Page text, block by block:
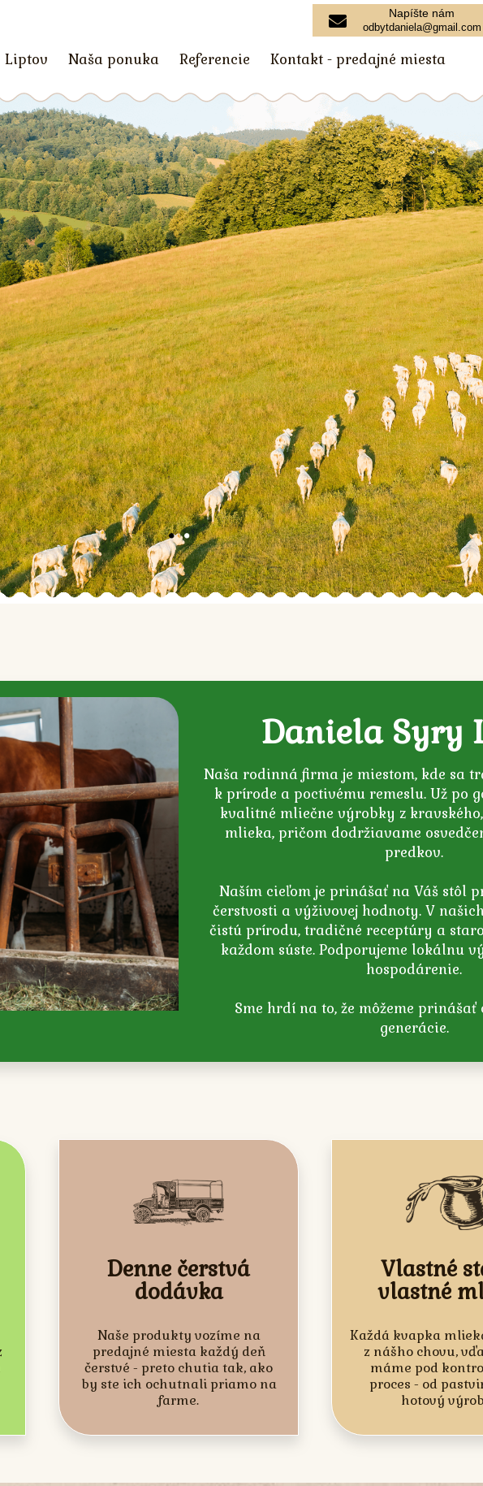
Napíšte nám
odbytdaniela@gmail.com
Liptov Naša ponuka Referencie Kontakt - predajné miesta
STÔL
Daniela Syry
Naša rodinná firma je miestom, kde sa
k prírode a poctivému remeslu. Už po
kvalitné mliečne výrobky z
mlieka, pričom dodržiavame
predkov.
Naším cieľom je prinášať na Váš stôl
čerstvosti a výživovej hodnoty. V
čistú prírodu, tradičné receptúry a
každom súste. Podporujeme lokálnu
hospodárenie.
Sme hrdí na to, že môžeme
generácie.
Denne čerstvá
dodávka
Naše produkty vozíme na
predajné miesta každý deň
čerstvé - preto chutia tak, ako
by ste ich ochutnali priamo na
farme.
Vlastné
vlastné
Každá kvapka
z nášho chovu,
máme pod
proces - od
hotový